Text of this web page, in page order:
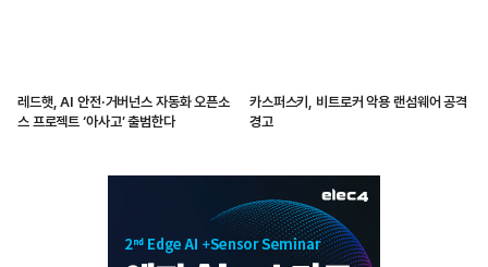
레드햇, AI 안전·거버넌스 자동화 오픈소
스 프로젝트 ‘아사고’ 출범한다
카스퍼스키, 비트로커 악용 랜섬웨어 공격
경고